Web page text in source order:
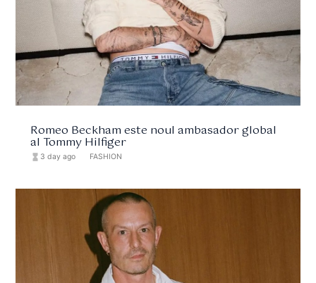
Romeo Beckham este noul ambasador global
al Tommy Hilfiger
hourglass_full 3 day ago FASHION